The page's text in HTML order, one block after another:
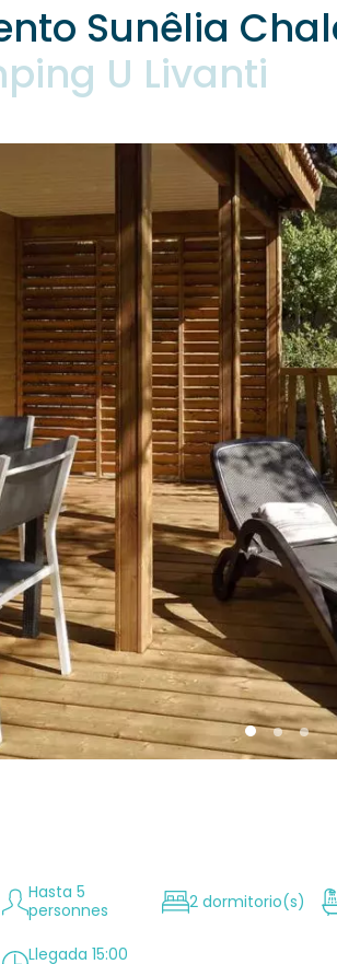
Sunêlia
U Livanti
Hasta 5
personnes
2 dormitorio(s)
Llegada 15:00